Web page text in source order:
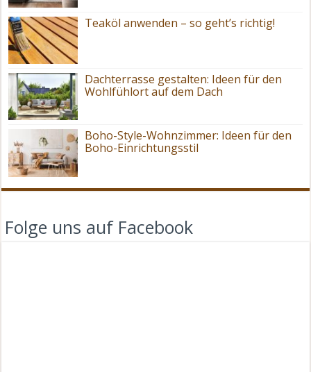
Teaköl anwenden – so geht’s richtig!
Dachterrasse gestalten: Ideen für den
Wohlfühlort auf dem Dach
Boho-Style-Wohnzimmer: Ideen für den
Boho-Einrichtungsstil
Folge uns auf Facebook